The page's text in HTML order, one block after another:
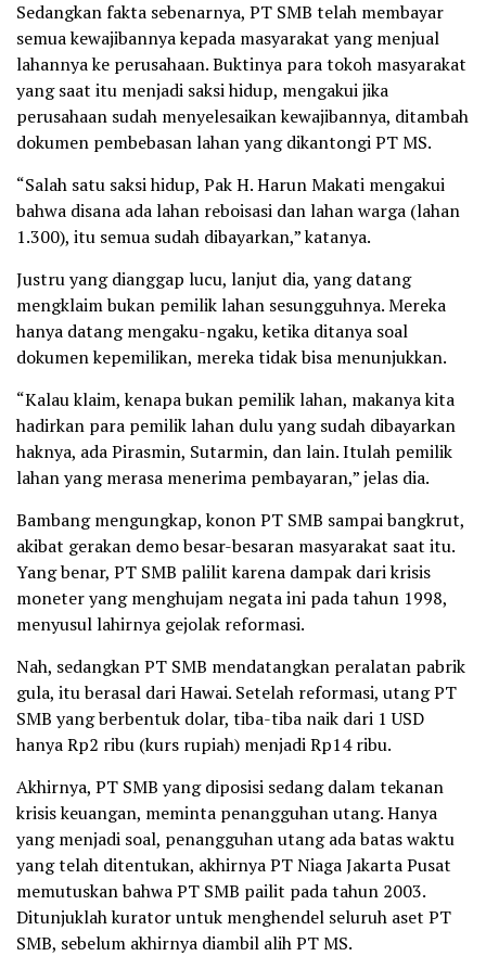
Sedangkan fakta sebenarnya, PT SMB telah membayar
semua kewajibannya kepada masyarakat yang menjual
lahannya ke perusahaan. Buktinya para tokoh masyarakat
yang saat itu menjadi saksi hidup, mengakui jika
perusahaan sudah menyelesaikan kewajibannya, ditambah
dokumen pembebasan lahan yang dikantongi PT MS.
“Salah satu saksi hidup, Pak H. Harun Makati mengakui
bahwa disana ada lahan reboisasi dan lahan warga (lahan
1.300), itu semua sudah dibayarkan,” katanya.
Justru yang dianggap lucu, lanjut dia, yang datang
mengklaim bukan pemilik lahan sesungguhnya. Mereka
hanya datang mengaku-ngaku, ketika ditanya soal
dokumen kepemilikan, mereka tidak bisa menunjukkan.
“Kalau klaim, kenapa bukan pemilik lahan, makanya kita
hadirkan para pemilik lahan dulu yang sudah dibayarkan
haknya, ada Pirasmin, Sutarmin, dan lain. Itulah pemilik
lahan yang merasa menerima pembayaran,” jelas dia.
Bambang mengungkap, konon PT SMB sampai bangkrut,
akibat gerakan demo besar-besaran masyarakat saat itu.
Yang benar, PT SMB palilit karena dampak dari krisis
moneter yang menghujam negata ini pada tahun 1998,
menyusul lahirnya gejolak reformasi.
Nah, sedangkan PT SMB mendatangkan peralatan pabrik
gula, itu berasal dari Hawai. Setelah reformasi, utang PT
SMB yang berbentuk dolar, tiba-tiba naik dari 1 USD
hanya Rp2 ribu (kurs rupiah) menjadi Rp14 ribu.
Akhirnya, PT SMB yang diposisi sedang dalam tekanan
krisis keuangan, meminta penangguhan utang. Hanya
yang menjadi soal, penangguhan utang ada batas waktu
yang telah ditentukan, akhirnya PT Niaga Jakarta Pusat
memutuskan bahwa PT SMB pailit pada tahun 2003.
Ditunjuklah kurator untuk menghendel seluruh aset PT
SMB, sebelum akhirnya diambil alih PT MS.